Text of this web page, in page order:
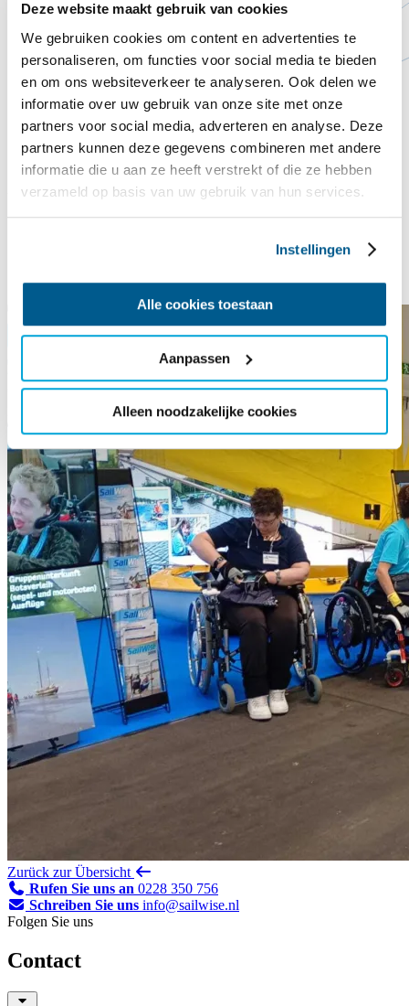
Deze website maakt gebruik van cookies
We gebruiken cookies om content en advertenties te
personaliseren, om functies voor social media te bieden
en om ons websiteverkeer te analyseren. Ook delen we
informatie over uw gebruik van onze site met onze
partners voor social media, adverteren en analyse. Deze
partners kunnen deze gegevens combineren met andere
informatie die u aan ze heeft verstrekt of die ze hebben
verzameld op basis van uw gebruik van hun services.
Instellingen
Alle cookies toestaan
Aanpassen
Alleen noodzakelijke cookies
22 Juni 2026
Zurück zur Übersicht
Rufen Sie uns an 0228 350 756
Schreiben Sie uns info@sailwise.nl
Folgen Sie uns
Contact